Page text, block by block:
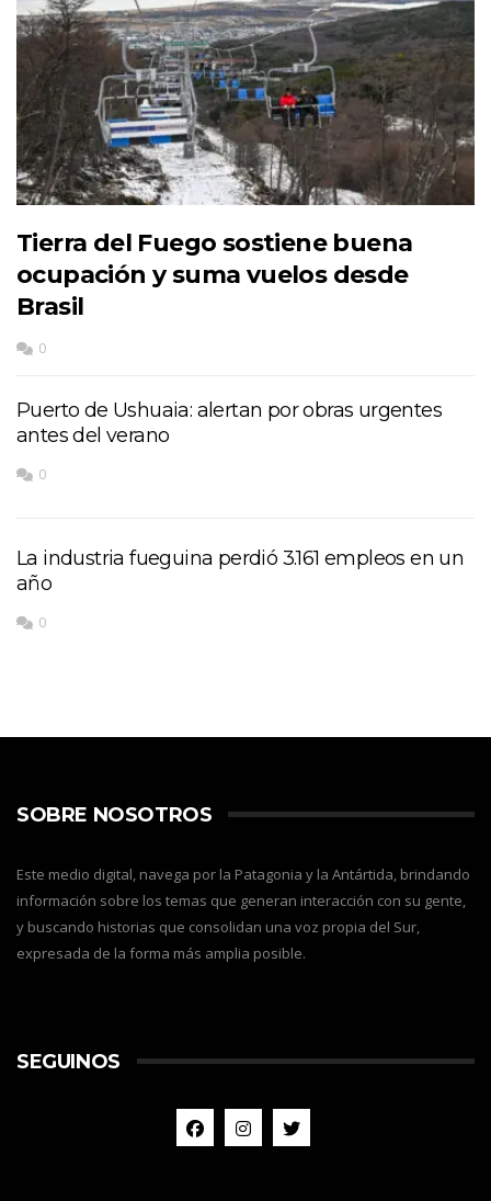
Tierra del Fuego sostiene buena
ocupación y suma vuelos desde
Brasil
0
Puerto de Ushuaia: alertan por obras urgentes
antes del verano
0
La industria fueguina perdió 3.161 empleos en un
año
0
SOBRE NOSOTROS
Este medio digital, navega por la Patagonia y la Antártida, brindando
información sobre los temas que generan interacción con su gente,
y buscando historias que consolidan una voz propia del Sur,
expresada de la forma más amplia posible.
SEGUINOS